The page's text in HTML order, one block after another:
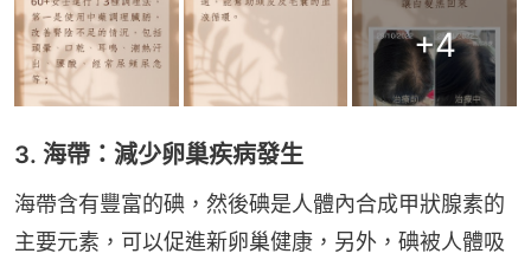
+4
3. 海帶：減少卵巢疾病發生
海帶含有豐富的碘，然後碘是人體內合成甲狀腺素的
主要元素，可以促進新卵巢健康，另外，碘被人體吸